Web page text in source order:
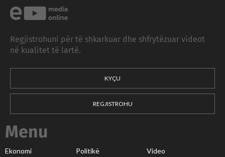
Regjistrohuni për të shkarkuar dhe shfrytëzuar videot
në kualitet të lartë.
KYÇU
REGJISTROHU
Menu
Ekonomi Politikë Video